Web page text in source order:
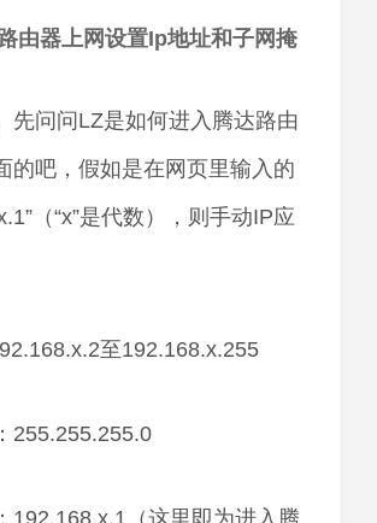
由器上网设置Ip地址和子网掩
先问问LZ是如何进入腾达路由
的吧，假如是在网页里输入的
（“x”是代数），则手动IP应
至192.168.x.255
255.255.255.0